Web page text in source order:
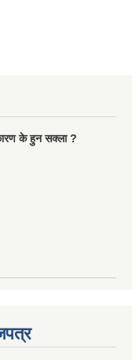
के हुन सक्ला ?